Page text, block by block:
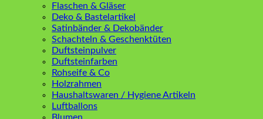
Flaschen & Gläser
Deko & Bastelartikel
Satinbänder & Dekobänder
Schachteln & Geschenktüten
Duftsteinpulver
Duftsteinfarben
Rohseife & Co
Holzrahmen
Haushaltswaren / Hygiene Artikeln
Luftballons